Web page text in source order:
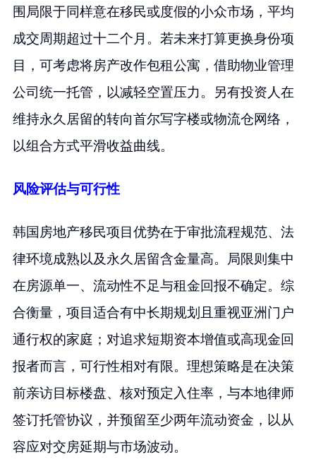
围局限于同样意在移民或度假的小众市场，平均
成交周期超过十二个月。若未来打算更换身份项
目，可考虑将房产改作包租公寓，借助物业管理
公司统一托管，以减轻空置压力。另有投资人在
维持永久居留的转向首尔写字楼或物流仓网络，
以组合方式平滑收益曲线。
风险评估与可行性
韩国房地产移民项目优势在于审批流程规范、法
律环境成熟以及永久居留含金量高。局限则集中
在房源单一、流动性不足与租金回报不确定。综
合衡量，项目适合有中长期规划且重视亚洲门户
通行权的家庭；对追求短期资本增值或高现金回
报者而言，可行性相对有限。理想策略是在决策
前亲访目标楼盘、核对预定入住率，与本地律师
签订托管协议，并预留至少两年流动资金，以从
容应对交房延期与市场波动。